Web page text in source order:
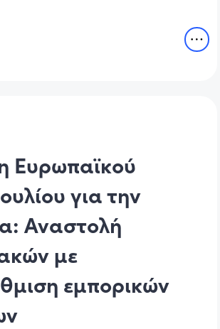
Ευρωπαϊκού
για την
Αναστολή
με
εμπορικών